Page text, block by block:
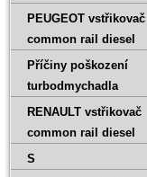
PEUGEOT vstřikovač
common rail diesel
Příčiny poškození
turbodmychadla
RENAULT vstřikovač
common rail diesel
S